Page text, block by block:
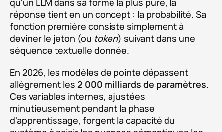
réponse tient en un concept : la probabilité. Sa
fonction première consiste simplement à
deviner le jeton (ou token) suivant dans une
séquence textuelle donnée.
En 2026, les modèles de pointe dépassent
allègrement les 2 000 milliards de paramètres.
Ces variables internes, ajustées
minutieusement pendant la phase
d'apprentissage, forgent la capacité du